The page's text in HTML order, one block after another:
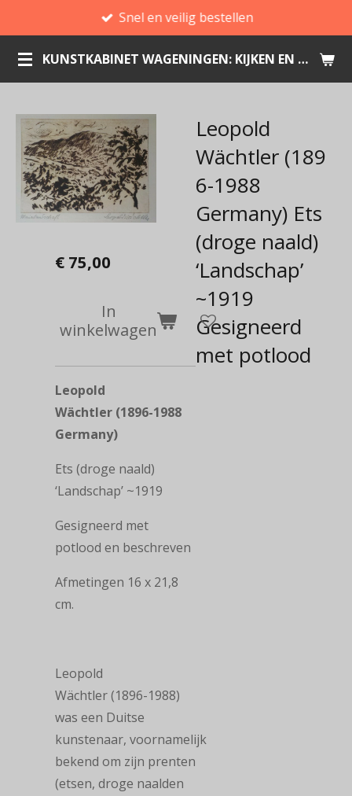
direct
naar
de
KUNSTKABINET WAGENINGEN: KIJKEN EN KOPEN
Snel en veilig bestellen
Leopold
Wächtler (189
6-1988
Germany) Ets
(droge naald)
‘Landschap’
~1919
Gesigneerd
met potlood
€ 75,00
In
winkelwagen
Leopold
Wächtler (1896-1988
Germany)
Ets (droge naald)
‘Landschap’ ~1919
Gesigneerd met
potlood en beschreven
Afmetingen 16 x 21,8
cm.
Leopold
Wächtler (1896-1988)
was een Duitse
kunstenaar, voornamelijk
bekend om zijn prenten
(etsen, droge naalden